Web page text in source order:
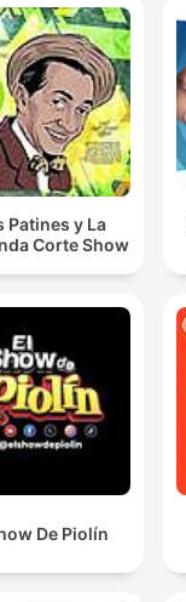
Patines y La
Corte Show
De Piolín